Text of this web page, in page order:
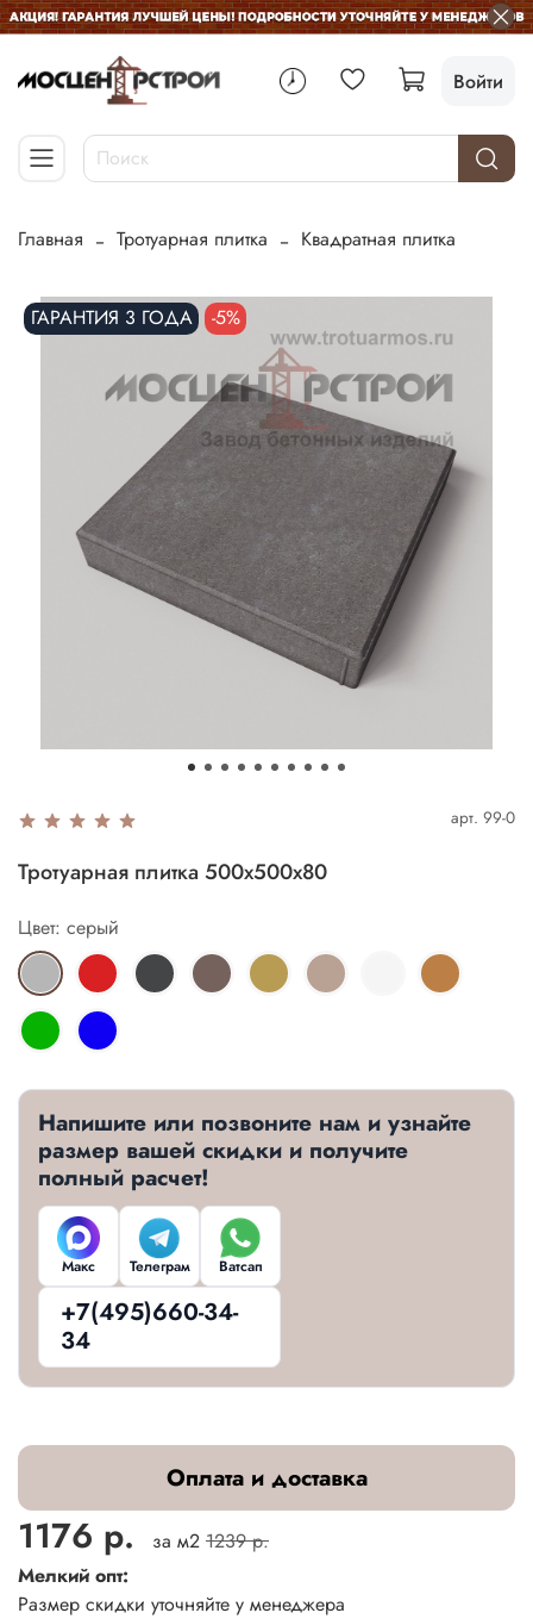
Войти
Главная Тротуарная плитка Квадратная плитка
ГАРАНТИЯ 3 ГОДА -5%
арт. 99-0
Тротуарная плитка 500х500х80
Цвет: серый
Напишите или позвоните нам и узнайте
размер вашей скидки и получите
полный расчет!
Макс Телеграм Ватсап
+7(495)660-34-
34
Оплата и доставка
1176 р. за м2 1239 р.
Мелкий опт:
Размер скидки уточняйте у менеджера